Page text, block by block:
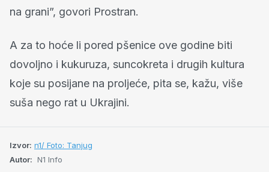
na grani”, govori Prostran.
A za to hoće li pored pšenice ove godine biti
dovoljno i kukuruza, suncokreta i drugih kultura
koje su posijane na proljeće, pita se, kažu, više
suša nego rat u Ukrajini.
Izvor: n1/ Foto: Tanjug
Autor: N1 Info